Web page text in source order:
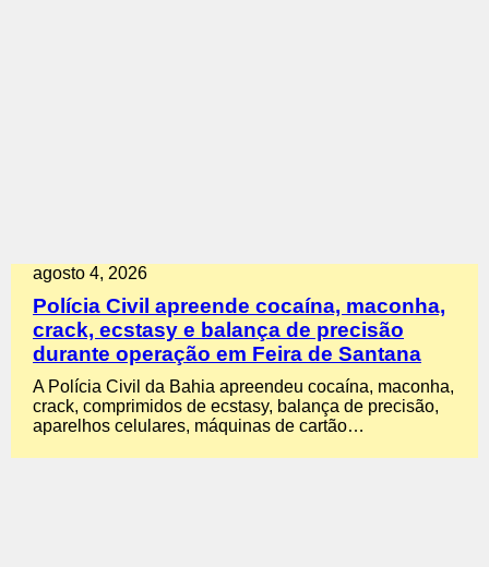
agosto 4, 2026
Polícia Civil apreende cocaína, maconha,
crack, ecstasy e balança de precisão
durante operação em Feira de Santana
A Polícia Civil da Bahia apreendeu cocaína, maconha,
crack, comprimidos de ecstasy, balança de precisão,
aparelhos celulares, máquinas de cartão…